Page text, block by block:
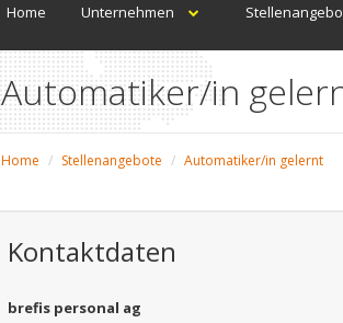
Home Unternehmen
Automatiker/in
Home Stellenangebote Automatiker/in gelernt
Kontaktdaten
brefis personal ag